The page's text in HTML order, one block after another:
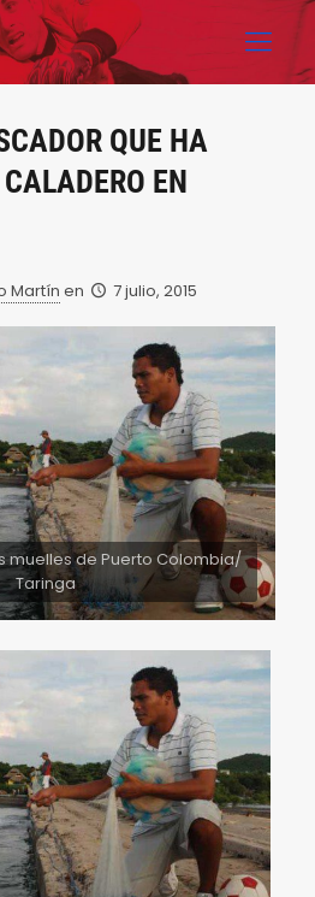
QUE HA
EN
Martín en 7 julio, 2015
muelles de Puerto Colombia/
Taringa